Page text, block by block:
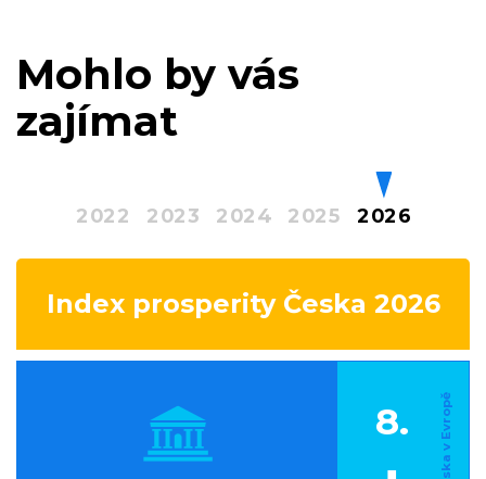
Mohlo by vás
zajímat
2022 2023 2024 2025 2026
Index prosperity Česka 2026
8.